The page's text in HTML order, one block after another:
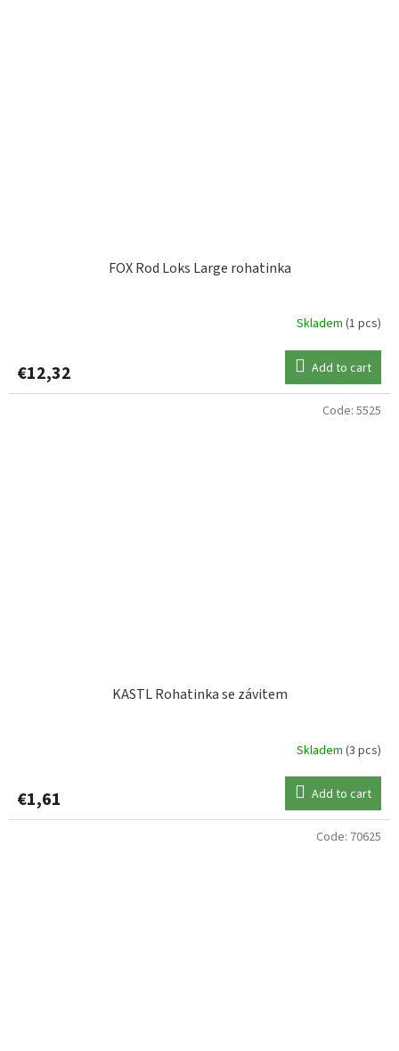
FOX Rod Loks Large rohatinka
Skladem (1 pcs)
€12,32 Add to cart
KASTL Rohatinka se závitem
Skladem (3 pcs)
€1,61 Add to cart
Code: 5525
Code: 70625